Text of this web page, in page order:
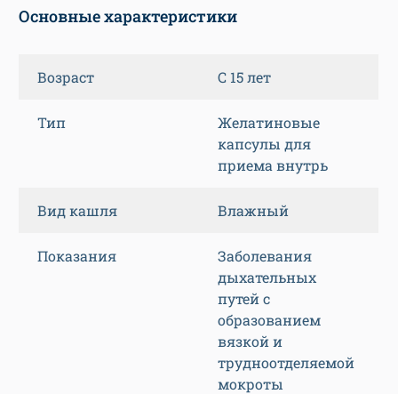
Основные характеристики
Возраст С 15 лет
Тип
Желатиновые
капсулы для
приема внутрь
Вид кашля Влажный
Показания
Заболевания
дыхательных
путей с
образованием
вязкой и
трудноотделяемой
мокроты